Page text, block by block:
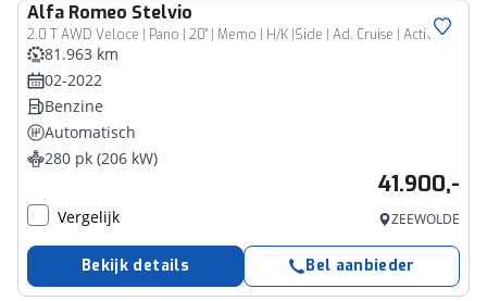
Alfa Romeo Stelvio
2.0 T AWD Veloce | Pano | 20" | Memo | H/K |Side | Ad. Cruise | Active Suspension | Leer Uitgebreid |
81.963 km
02-2022
Benzine
Automatisch
280 pk (206 kW)
41.900,-
Vergelijk ZEEWOLDE
Bekijk details Bel aanbieder